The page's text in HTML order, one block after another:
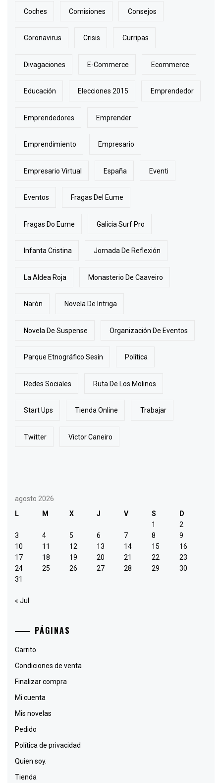
Coches Comisiones Consejos
Coronavirus Crisis Curripas
Divagaciones E-Commerce Ecommerce
Educación Elecciones 2015 Emprendedor
Emprendedores Emprender
Emprendimiento Empresario
Empresario Virtual España Eventi
Eventos Fragas Del Eume
Fragas Do Eume Galicia Surf Pro
Infanta Cristina Jornada De Reflexión
La Aldea Roja Monasterio De Caaveiro
Narón Novela De Intriga
Novela De Suspense Organización De Eventos
Parque Etnográfico Sesín Política
Redes Sociales Ruta De Los Molinos
Start Ups Tienda Online Trabajar
Twitter Victor Caneiro
agosto 2026
L
M X J V S
D
1
2
3
4 5 6 7 8
9
10
11 12 13 14 15
16
17
18 19 20 21 22
23
24
25 26 27 28 29
30
31
« Jul
PÁGINAS
Carrito
Condiciones de venta
Finalizar compra
Mi cuenta
Mis novelas
Pedido
Política de privacidad
Quien soy.
Tienda